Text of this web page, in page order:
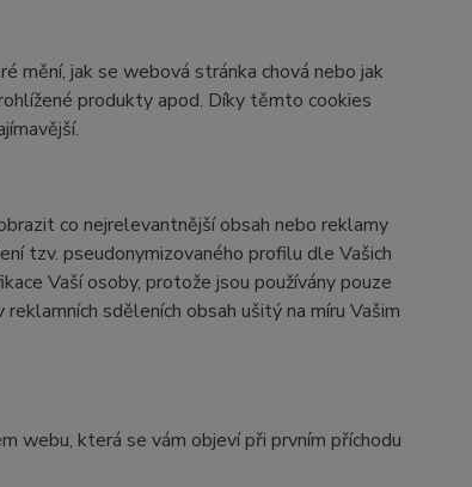
mění, jak se webová stránka chová nebo jak
produkty apod. Díky těmto cookies
co nejrelevantnější obsah nebo reklamy
tzv. pseudonymizovaného profilu dle Vašich
Vaší osoby, protože jsou používány pouze
sděleních obsah ušitý na míru Vašim
webu, která se vám objeví při prvním příchodu